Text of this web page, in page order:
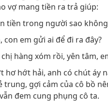
vợ mang tiền ra trả giúp:
tiền trong người sao
con em gửi ai để đi ra đây?
hàng xóm rồi, yên tâm,
hơ hớt hải, anh có chút áy
trung, gợi cảm của cô bồ
đem cung phụng cô ta.